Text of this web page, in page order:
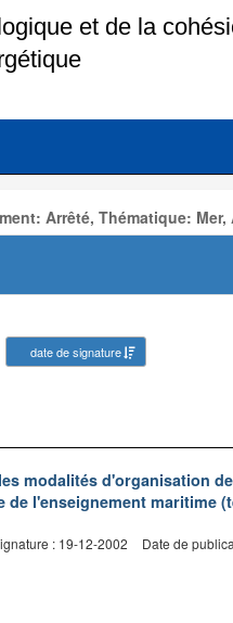
Arrêté, Thématique:
date de signature
modalités d'organisation
l'enseignement maritime
: 19-12-2002 Date de